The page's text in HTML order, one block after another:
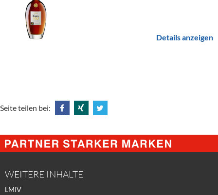
Details anzeigen
Seite teilen bei:
@
Facebook
@
Xing
@
Twitter
WEITERE INHALTE
LMIV